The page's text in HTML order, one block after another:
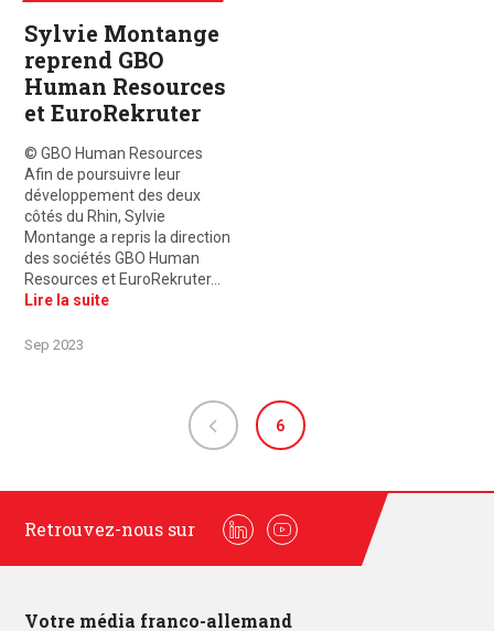
Sylvie Montange
reprend GBO
Human Resources
et EuroRekruter
© GBO Human Resources
Afin de poursuivre leur
développement des deux
côtés du Rhin, Sylvie
Montange a repris la direction
des sociétés GBO Human
Resources et EuroRekruter…
Lire la suite
Sep 2023
6
Retrouvez-nous sur
LinkedinYoutube
Votre média franco-allemand